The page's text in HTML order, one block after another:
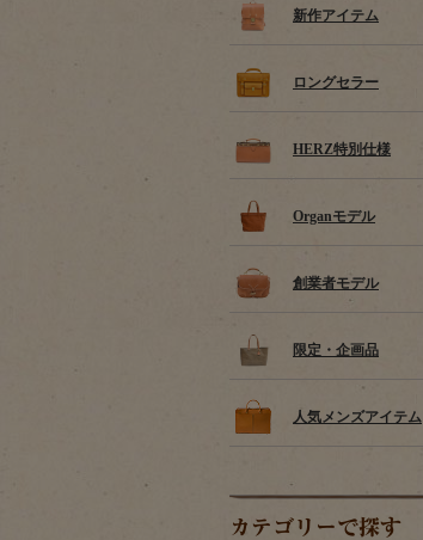
新作アイテム
ロングセラー
HERZ特別仕様
Organモデル
創業者モデル
限定・企画品
人気メンズアイテム
カテゴリーで探す